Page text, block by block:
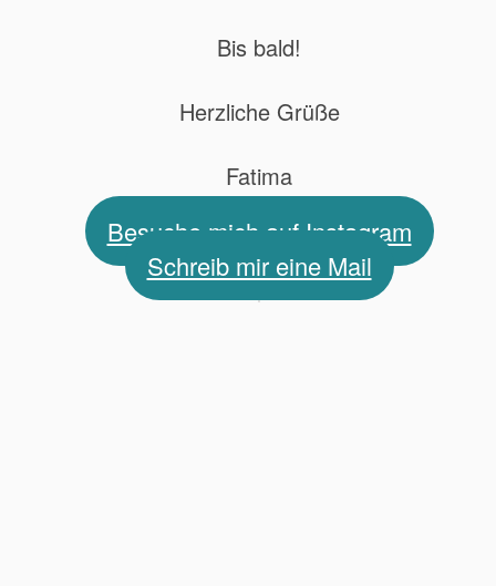
Bis bald!
Herzliche Grüße
Fatima
Besuche mich auf Instagram
Schreib mir eine Mail